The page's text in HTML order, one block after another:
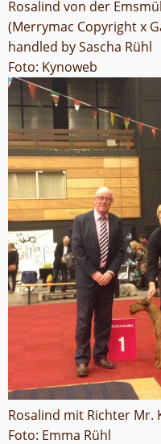
Rosalind von der
(Merrymac Copyright x
handled by Sascha Rühl
Foto: Kynoweb
Rosalind mit Richter Mr.
Foto: Emma Rühl